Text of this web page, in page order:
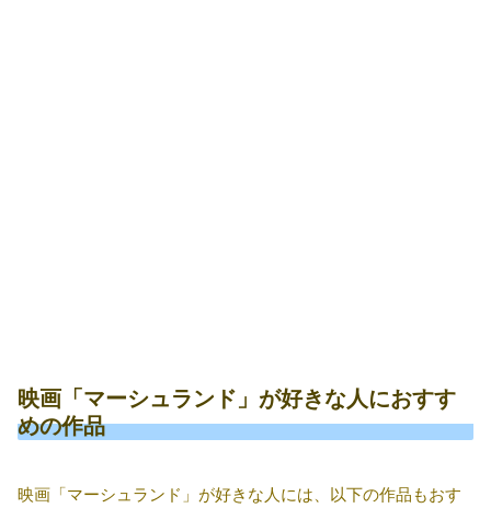
映画「マーシュランド」が好きな人におすす
めの作品
映画「マーシュランド」が好きな人には、以下の作品もおす